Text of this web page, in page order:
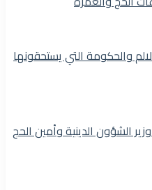
والحكومة التي يستحقونها
الشؤون الدينية وأمين الحج